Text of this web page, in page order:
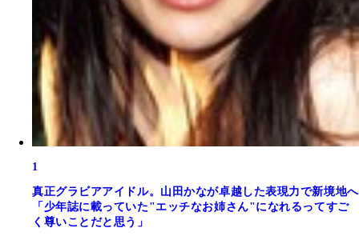
1
真正グラビアアイドル。山田かなが卓越した表現力で新境地へ
「少年誌に載っていた"エッチなお姉さん"になれるってすご
く尊いことだと思う」